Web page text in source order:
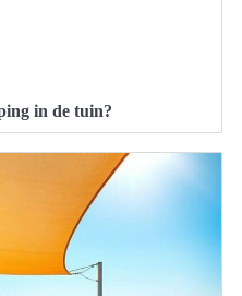
in de tuin?